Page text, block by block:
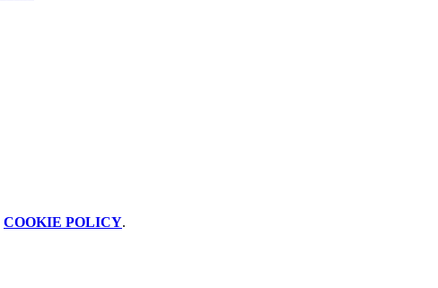
COOKIE POLICY.